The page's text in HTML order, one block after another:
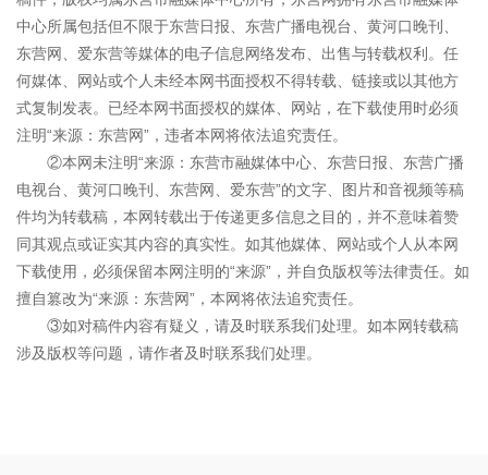
中心所属包括但不限于东营日报、东营广播电视台、黄河口晚刊、
东营网、爱东营等媒体的电子信息网络发布、出售与转载权利。任
何媒体、网站或个人未经本网书面授权不得转载、链接或以其他方
式复制发表。已经本网书面授权的媒体、网站，在下载使用时必须
注明“来源：东营网”，违者本网将依法追究责任。
②本网未注明“来源：东营市融媒体中心、东营日报、东营广播
电视台、黄河口晚刊、东营网、爱东营”的文字、图片和音视频等稿
件均为转载稿，本网转载出于传递更多信息之目的，并不意味着赞
同其观点或证实其内容的真实性。如其他媒体、网站或个人从本网
下载使用，必须保留本网注明的“来源”，并自负版权等法律责任。如
擅自篡改为“来源：东营网”，本网将依法追究责任。
③如对稿件内容有疑义，请及时联系我们处理。如本网转载稿
涉及版权等问题，请作者及时联系我们处理。